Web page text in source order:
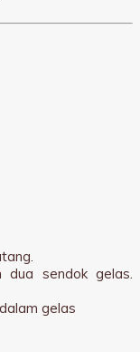
dua sendok gelas.
gelas